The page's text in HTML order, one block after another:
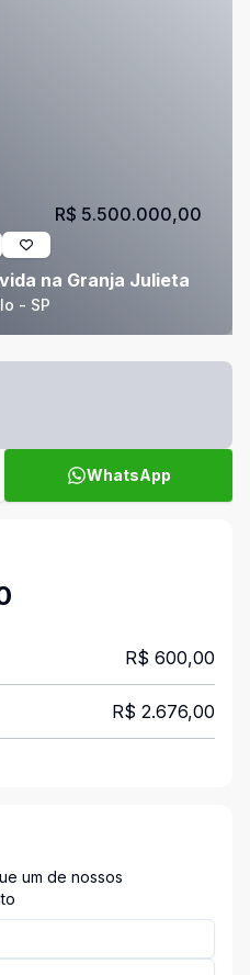
na Granja Julieta
- SP
R$ 5.500.000,00
WhatsApp
R$ 600,00
R$ 2.676,00
um de nossos